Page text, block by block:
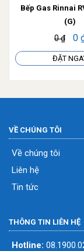
Bếp Gas Rinnai
(G)
0 ₫ 0
ĐẶT
VỀ CHÚNG TÔI
Về chúng tôi
Liên hệ
Tin tức
THÔNG TIN LIÊN HỆ
Hotline: